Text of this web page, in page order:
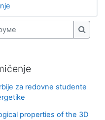
za redovne studente
properties of the 3D